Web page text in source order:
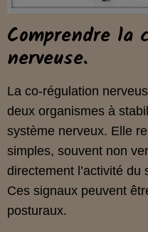
Comprendre la
nerveuse.
La co‑régulation
deux organismes à
système nerveux. Elle
simples, souvent non
directement l’activité
Ces signaux peuvent
posturaux.